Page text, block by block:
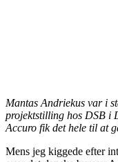
Mantas Andriekus var i
projektstilling hos DSB i
Accuro fik det hele til at
Mens jeg kiggede efter